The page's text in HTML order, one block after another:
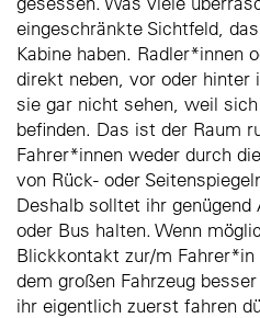
eingeschränkte Sichtfeld,
Kabine haben. Radler*innen
direkt neben, vor oder hinter
sie gar nicht sehen, weil
befinden. Das ist der Raum
Fahrer*innen weder durch
von Rück- oder
Deshalb solltet ihr
oder Bus halten. Wenn
Blickkontakt zur/m
dem großen Fahrzeug
ihr eigentlich zuerst fahren